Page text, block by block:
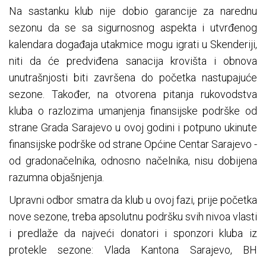
Na sastanku klub nije dobio garancije za narednu
sezonu da se sa sigurnosnog aspekta i utvrđenog
kalendara događaja utakmice mogu igrati u Skenderiji,
niti da će predviđena sanacija krovišta i obnova
unutrašnjosti biti završena do početka nastupajuće
sezone. Također, na otvorena pitanja rukovodstva
kluba o razlozima umanjenja finansijske podrške od
strane Grada Sarajevo u ovoj godini i potpuno ukinute
finansijske podrške od strane Općine Centar Sarajevo -
od gradonačelnika, odnosno načelnika, nisu dobijena
razumna objašnjenja.
Upravni odbor smatra da klub u ovoj fazi, prije početka
nove sezone, treba apsolutnu podršku svih nivoa vlasti
i predlaže da najveći donatori i sponzori kluba iz
protekle sezone: Vlada Kantona Sarajevo, BH